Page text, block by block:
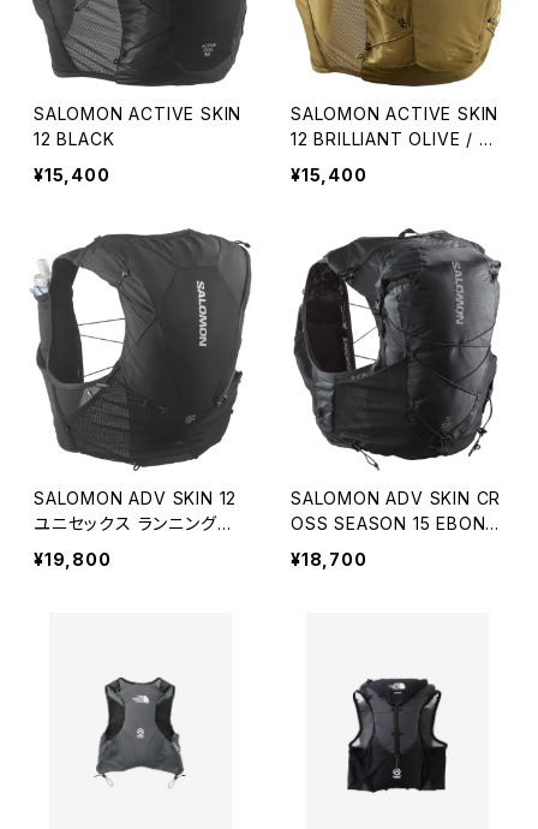
SALOMON ACTIVE SKIN
12 BLACK
¥15,400
SALOMON ACTIVE SKIN
12 BRILLIANT OLIVE / Wi
llow
¥15,400
SALOMON ADV SKIN 12
ユニセックス ランニングベ
スト（フラスク付）BLACK
¥19,800
SALOMON ADV SKIN CR
OSS SEASON 15 EBONY
/ BLACK
¥18,700